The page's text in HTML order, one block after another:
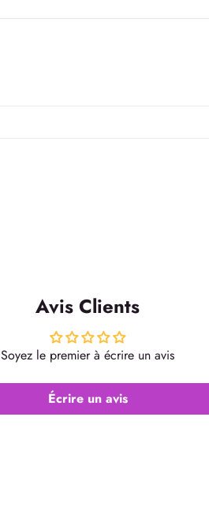
Avis Clients
Soyez le premier à écrire un avis
Écrire un avis